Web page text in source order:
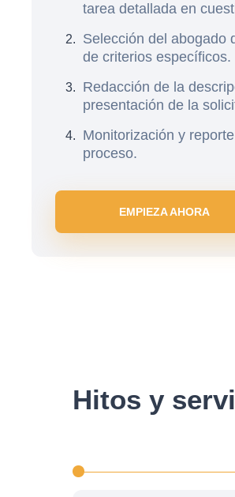
tarea detallada en
Selección del abogado
de criterios específicos.
Redacción de la
presentación de la
Monitorización y
proceso.
EMPIEZA AHORA
Hitos y